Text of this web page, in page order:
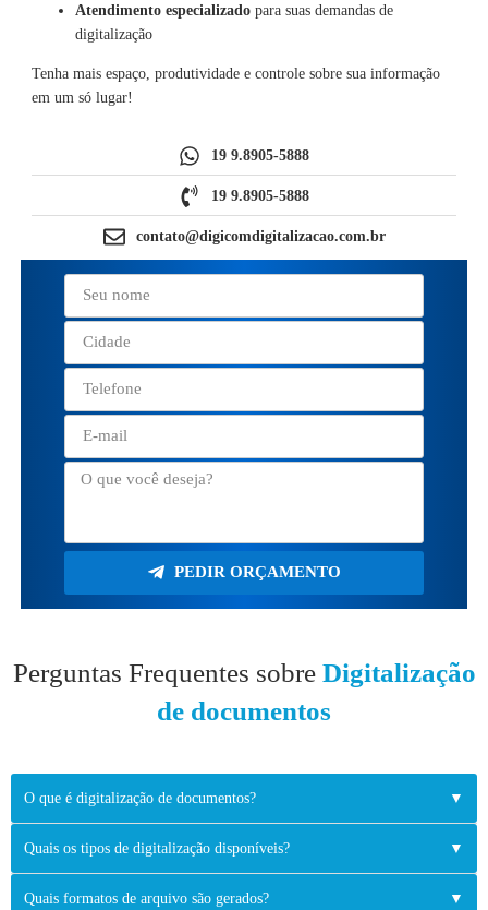
Atendimento especializadopara suas demandas de
digitalização
Tenha mais espaço, produtividade e controle sobre sua informação
em um só lugar!
19 9.8905-5888
19 9.8905-5888
contato@digicomdigitalizacao.com.br
PEDIR ORÇAMENTO
Perguntas Frequentes sobre Digitalização
de documentos
O que é digitalização de documentos? ▼
Quais os tipos de digitalização disponíveis? ▼
Quais formatos de arquivo são gerados? ▼